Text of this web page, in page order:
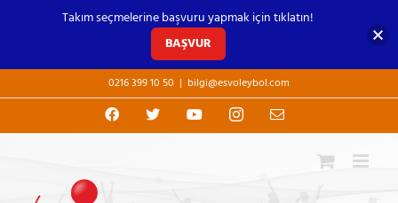
to
0216 399 10 50 | bilgi@esvoleybol.com
Facebook
X YouTubeInstagram
E-
Takım seçmelerine başvuru yapmak için tıklatın!
BAŞVUR